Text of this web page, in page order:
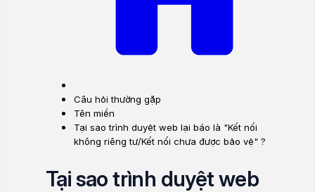
Câu hỏi thường gặp
Tên miền
Tại sao trình duyệt web lại báo là "Kết nối
không riêng tư/Kết nối chưa được bảo vệ" ?
Tại sao trình duyệt web